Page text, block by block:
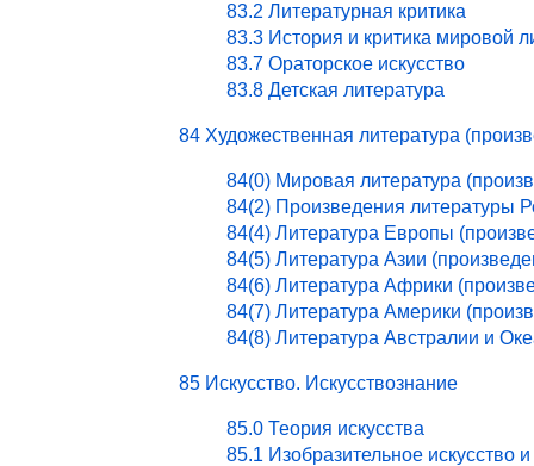
83.2 Литературная критика
83.3 История и критика мировой
83.7 Ораторское искусство
83.8 Детская литература
84 Художественная литература
84(0) Мировая литература
84(2) Произведения литературы
84(4) Литература Европы
84(5) Литература Азии
84(6) Литература Африки
84(7) Литература Америки
84(8) Литература Австралии и
85 Искусство. Искусствознание
85.0 Теория искусства
85.1 Изобразительное искусство и